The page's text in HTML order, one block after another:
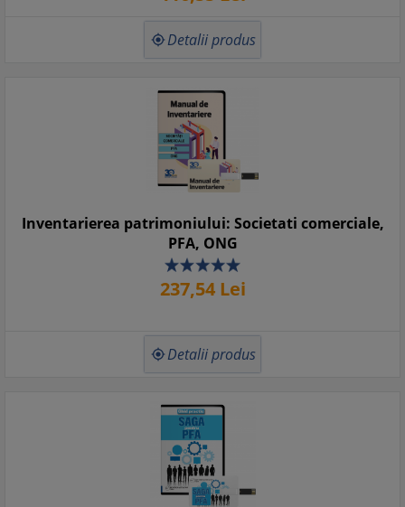
juridice............................................ 112
6.5. Impozitarea veniturilor sub forma castigurilor din
transferul titlurilor de valoare ................ 113
6.6. Aurul de investitii
............................................................................................. 119
7.1. Definirea veniturilor din pensii. Stabilirea venitului
impozabil lunar .................................... 119
120
VIII. Venituri din activitati agricole, silvicultura si piscicultura
8.2. Impunerea la norma de venit
..................................................................................................
IX. Venituri din premii si din jocuri de noroc
........................................................ 127
9.1. Definirea veniturilor din premii si din jocuri de
noroc........................................................... 127
9.2. Stabilirea venitului net din premii
.......................................................................................... 127
 Detalii produs
Inventarierea patrimoniului: Societati comerciale,
PFA, ONG
237,54Lei
 Detalii produs